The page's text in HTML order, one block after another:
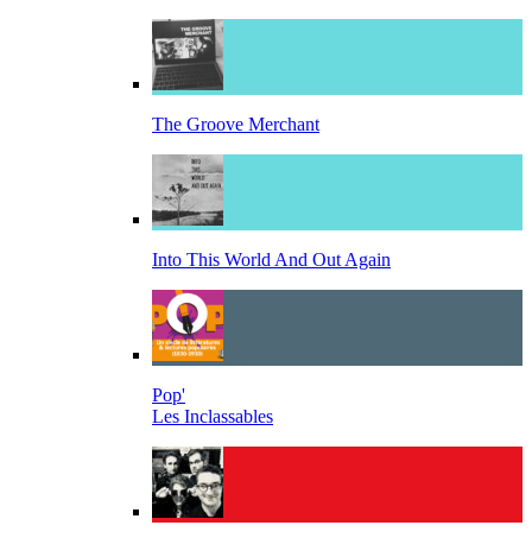
The Groove Merchant
Into This World And Out Again
Pop'
Les Inclassables